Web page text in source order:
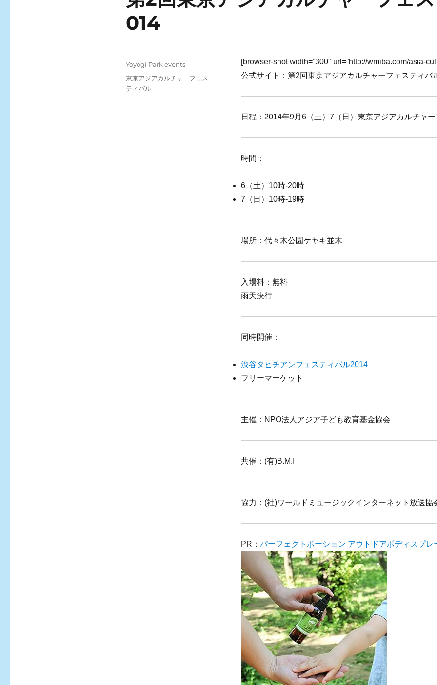
014
[browser-shot width=”300″ url=”http://wmiba.com/asia-
公式サイト：第2回東京アジアカルチャーフェスティバ
日程：2014年9月6（土）7（日）東京アジアカルチャ
時間：
6（土）10時-20時
7（日）10時-19時
場所：代々木公園ケヤキ並木
入場料：無料
雨天決行
同時開催：
渋谷タヒチアンフェスティバル2014
フリーマーケット
主催：NPO法人アジア子ども教育基金協会
共催：(有)B.M.I
協力：(社)ワールドミュージックインターネット放送協
PR：パーフェクトポーション アウトドアボディスプレ
Posted
on
Categories
Yoyogi Park events
Tags
東京アジアカルチャーフェス
ティバル